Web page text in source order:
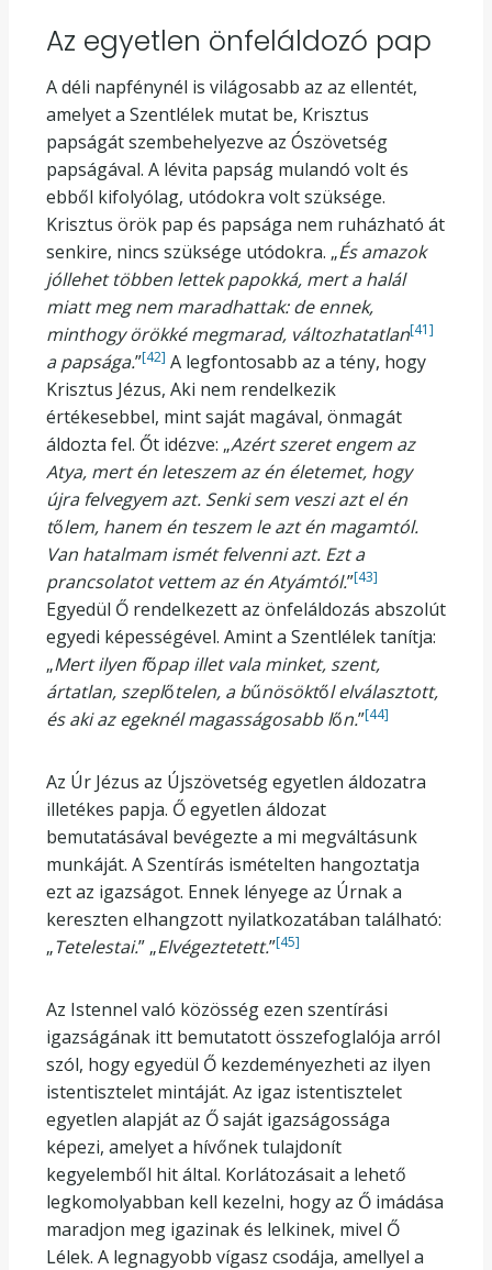
Az egyetlen önfeláldozó pap
A déli napfénynél is világosabb az az ellentét,
amelyet a Szentlélek mutat be, Krisztus
papságát szembehelyezve az Ószövetség
papságával. A lévita papság mulandó volt és
ebből kifolyólag, utódokra volt szüksége.
Krisztus örök pap és papsága nem ruházható át
senkire, nincs szüksége utódokra. „És amazok
jóllehet többen lettek papokká, mert a halál
miatt meg nem maradhattak: de ennek,
minthogy örökké megmarad, változhatatlan[41]
a papsága.”[42] A legfontosabb az a tény, hogy
Krisztus Jézus, Aki nem rendelkezik
értékesebbel, mint saját magával, önmagát
áldozta fel. Őt idézve: „Azért szeret engem az
Atya, mert én leteszem az én életemet, hogy
újra felvegyem azt. Senki sem veszi azt el én
tőlem, hanem én teszem le azt én magamtól.
Van hatalmam ismét felvenni azt. Ezt a
prancsolatot vettem az én Atyámtól.”[43]
Egyedül Ő rendelkezett az önfeláldozás abszolút
egyedi képességével. Amint a Szentlélek tanítja:
„Mert ilyen főpap illet vala minket, szent,
ártatlan, szeplőtelen, a bűnösöktől elválasztott,
és aki az egeknél magasságosabb lőn.”[44]
Az Úr Jézus az Újszövetség egyetlen áldozatra
illetékes papja. Ő egyetlen áldozat
bemutatásával bevégezte a mi megváltásunk
munkáját. A Szentírás ismételten hangoztatja
ezt az igazságot. Ennek lényege az Úrnak a
kereszten elhangzott nyilatkozatában található:
„Tetelestai.” „Elvégeztetett.”[45]
Az Istennel való közösség ezen szentírási
igazságának itt bemutatott összefoglalója arról
szól, hogy egyedül Ő kezdeményezheti az ilyen
istentisztelet mintáját. Az igaz istentisztelet
egyetlen alapját az Ő saját igazságossága
képezi, amelyet a hívőnek tulajdonít
kegyelemből hit által. Korlátozásait a lehető
legkomolyabban kell kezelni, hogy az Ő imádása
maradjon meg igazinak és lelkinek, mivel Ő
Lélek. A legnagyobb vígasz csodája, amellyel a